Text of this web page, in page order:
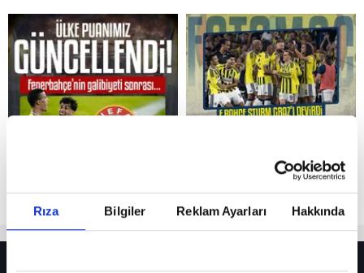
Rıza Bilgiler Reklam Ayarları Hakkında
Reddet